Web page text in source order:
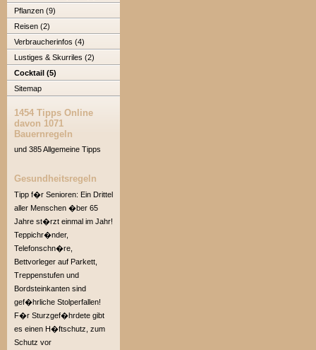
Pflanzen (9)
Reisen (2)
Verbraucherinfos (4)
Lustiges & Skurriles (2)
Cocktail (5)
Sitemap
1454 Tipps Online
davon 1071
Bauernregeln
und 385 Allgemeine Tipps
Gesundheitsregeln
Tipp f�r Senioren: Ein Drittel
aller Menschen �ber 65
Jahre st�rzt einmal im Jahr!
Teppichr�nder,
Telefonschn�re,
Bettvorleger auf Parkett,
Treppenstufen und
Bordsteinkanten sind
gef�hrliche Stolperfallen!
F�r Sturzgef�hrdete gibt
es einen H�ftschutz, zum
Schutz vor